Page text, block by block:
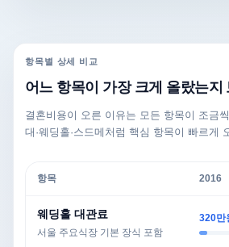
항목별 상세 비교
어느 항목이 가장 크게 올랐는지
결혼비용이 오른 이유는 모든 항목이 조금
대·웨딩홀·스드메처럼 핵심 항목이 빠르게
항목 2016
웨딩홀 대관료
서울 주요식장 기본 장식 포함
320만